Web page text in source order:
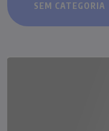
SEM CATEGORIA